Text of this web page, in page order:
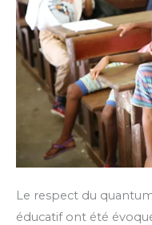
Le respect du
éducatif ont été
du
système
éducatif